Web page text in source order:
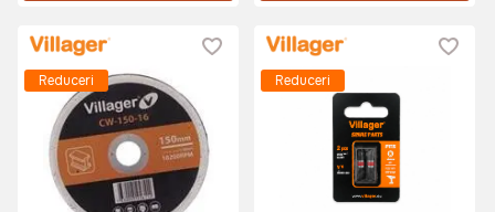
Reduceri Reduceri